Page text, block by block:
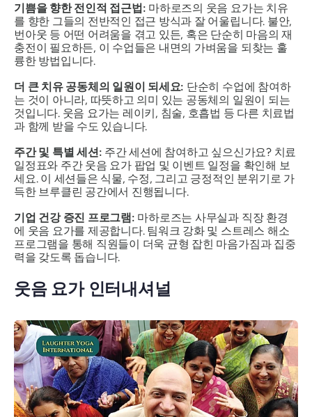
기쁨을 향한 전인적 접근법: 마하로즈의 웃음 요가는 치유
를 향한 그들의 전반적인 접근 방식과 잘 어울립니다. 불안,
번아웃 등 어떤 어려움을 겪고 있든, 혹은 단순히 마음의 재
충전이 필요하든, 이 수업들은 내면의 가벼움을 되찾는 훌
륭한 방법입니다.
더 큰 치유 공동체의 일원이 되세요: 단순히 수업에 참여하
는 것이 아니라, 따뜻하고 의미 있는 공동체의 일원이 되는
것입니다. 웃음 요가는 레이키, 침술, 호흡법 등 다른 치료법
과 함께 받을 수도 있습니다.
주간 및 특별 세션: 주간 세션에 참여하고 싶으신가요? 치료
일정표와 주간 웃음 요가 팝업 및 이벤트 일정을 확인해 보
세요. 이 세션들은 식물, 수정, 그리고 긍정적인 분위기로 가
득한 브루클린 공간에서 진행됩니다.
기업 건강 증진 프로그램: 마하로즈는 사무실과 직장 환경
에 웃음 요가를 제공합니다. 팀워크 강화 및 스트레스 해소
프로그램을 통해 직원들이 더욱 균형 잡힌 마음가짐과 집중
력을 갖도록 돕습니다.
웃음 요가 인터내셔널